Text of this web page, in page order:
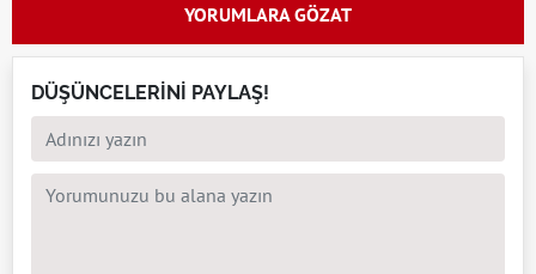
YORUMLARA GÖZAT
DÜŞÜNCELERİNİ PAYLAŞ!